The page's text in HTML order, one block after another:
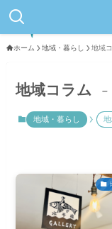
ホーム 地域・暮らし 地域
地域コラム –
地域・暮らし